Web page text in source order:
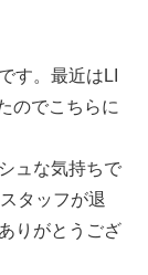
す。最近はLI
のでこちらに
ュな気持ちで
タッフが退
りがとうござ